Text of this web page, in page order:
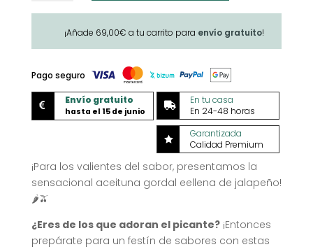
jalapeño¡Añade 69,00€ a tu carrito para envío gratuito!
Pago seguro
 Envío gratuito
hasta el 15 de junio

En tu casa
En 24-48 horas

Garantizada
Calidad Premium
¡Para los valientes del sabor, presentamos la
sensacional aceituna gordal eellena de jalapeño!
🌶️🫒
¿Eres de los que adoran el picante?¡Entonces
prepárate para un festín de sabores con estas